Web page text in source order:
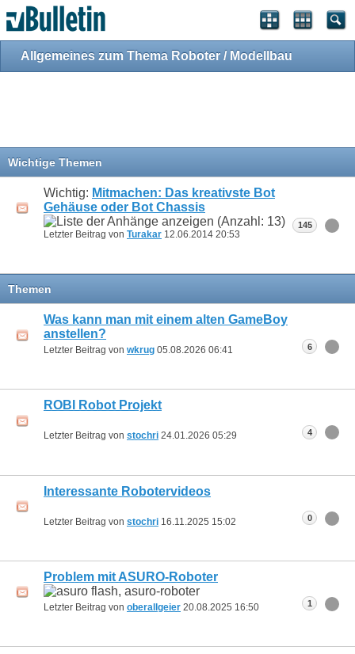
Allgemeines zum Thema Roboter / Modellbau
Wichtige Themen
Wichtig: Mitmachen: Das kreativste Bot
Gehäuse oder Bot Chassis
Letzter Beitrag von Turakar 12.06.2014 20:53
145
Themen
Was kann man mit einem alten GameBoy
anstellen?
Letzter Beitrag von wkrug 05.08.2026 06:41 6
ROBI Robot Projekt
Letzter Beitrag von stochri 24.01.2026 05:29 4
Interessante Robotervideos
Letzter Beitrag von stochri 16.11.2025 15:02 0
Problem mit ASURO-Roboter
Letzter Beitrag von oberallgeier 20.08.2025 16:50 1